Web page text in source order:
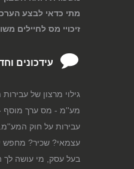
מתי כדאי לבצע
זיכויי מס לחיילים
עידכונים
גילוי מרצון של עבירות
מע''מ - מס ערך מוסף
עבירות על חוק
עצמאי? שכיר? מחפש
בעל עסק, מי עושה לך